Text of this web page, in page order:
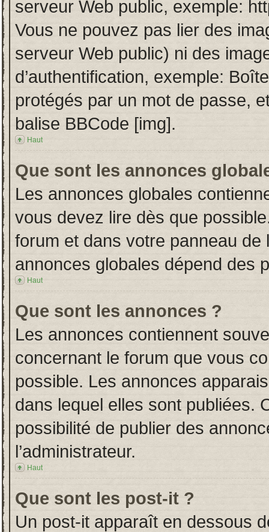
serveur Web public, exemple:
Vous ne pouvez pas lier des
serveur Web public) ni des
d’authentification, exemple:
protégés par un mot de passe,
balise BBCode [img].
Haut
Que sont les annonces
Les annonces globales
vous devez lire dès que
forum et dans votre panneau de
annonces globales dépend des
Haut
Que sont les annonces ?
Les annonces contiennent
concernant le forum que vous
possible. Les annonces
dans lequel elles sont publiées.
possibilité de publier des
l’administrateur.
Haut
Que sont les post-it ?
Un post-it apparaît en dessous